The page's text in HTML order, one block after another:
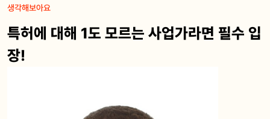
생각해보아요
특허에 대해 1도 모르는 사업가라면 필수 입
장!